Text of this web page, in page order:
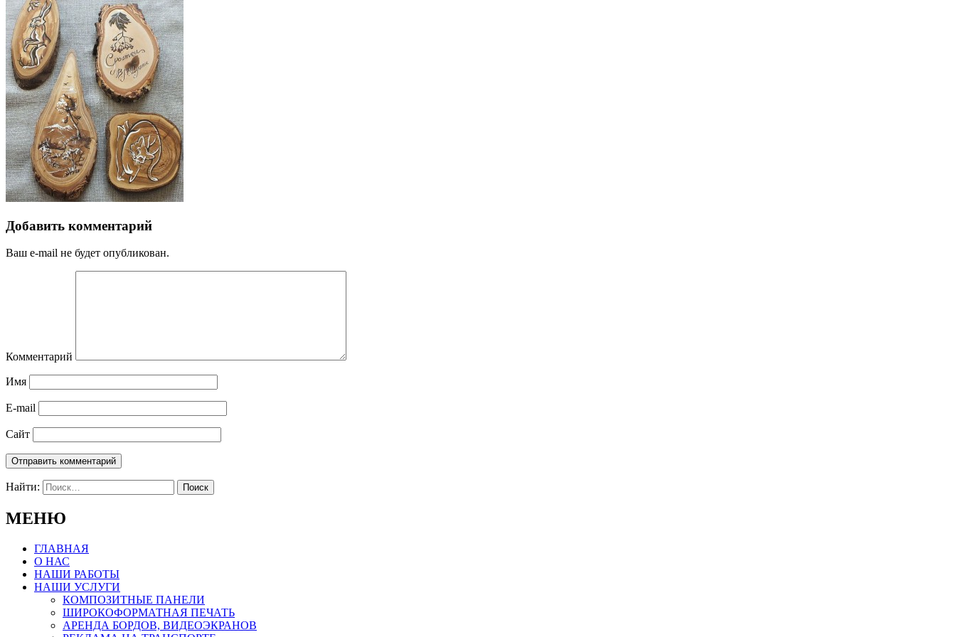
Добавить комментарий
Ваш e-mail не будет опубликован.
Комментарий
Имя
E-mail
Сайт
Найти:
МЕНЮ
ГЛАВНАЯ
О НАС
НАШИ РАБОТЫ
НАШИ УСЛУГИ
КОМПОЗИТНЫЕ ПАНЕЛИ
ШИРОКОФОРМАТНАЯ ПЕЧАТЬ
АРЕНДА БОРДОВ, ВИДЕОЭКРАНОВ